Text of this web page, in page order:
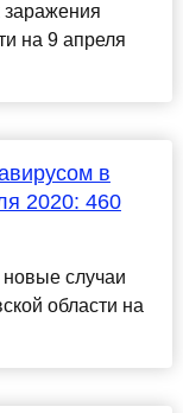
на 9 апреля
в
2020: 460
случаи
области на